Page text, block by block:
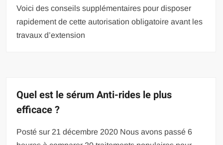
Voici des conseils supplémentaires pour disposer
rapidement de cette autorisation obligatoire avant les
travaux d’extension
Quel est le sérum Anti-rides le plus
efficace ?
Posté sur 21 décembre 2020 Nous avons passé 6